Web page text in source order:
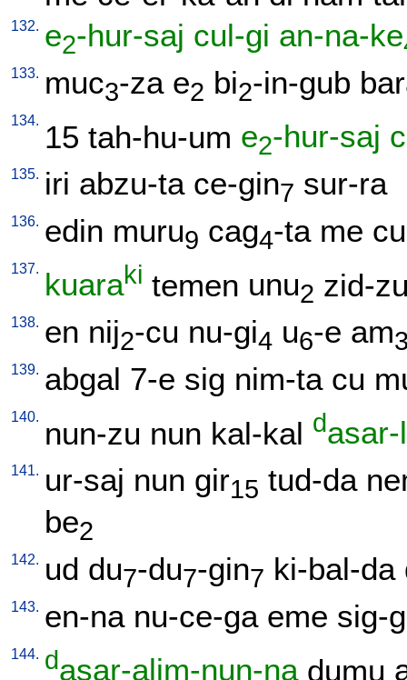
132. e2-hur-saj cul-gi an-na-ke
133. muc3-za e2 bi2-in-gub
134. 15 tah-hu-um e2-hur-saj
135. iri abzu-ta ce-gin7 sur-ra
136. edin muru9 cag4-ta me cu
137. kuaraki temen unu2 zid-
138. en nij2-cu nu-gi4 u6-e am
139. abgal 7-e sig nim-ta cu
140. nun-zu nun kal-kal dasar-
141. ur-saj nun gir15 tud-da
be2
142. ud du7-du7-gin7 ki-bal-da
143. en-na nu-ce-ga eme sig-
144. dasar-alim-nun-na dumu